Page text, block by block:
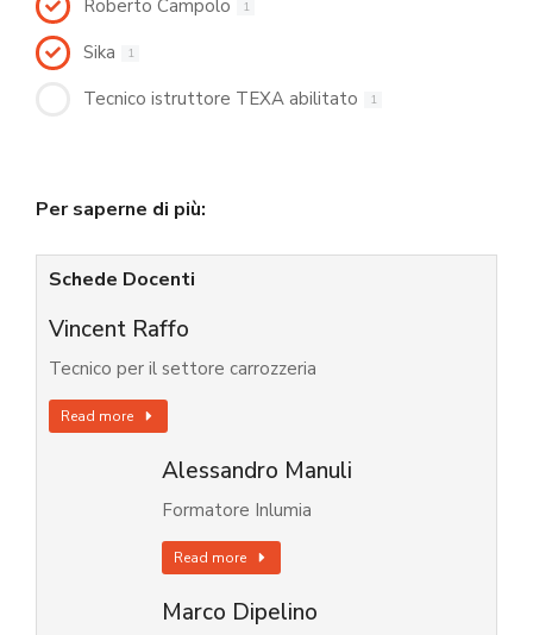
Roberto Campolo 1
Sika 1
Tecnico istruttore TEXA abilitato 1
Per saperne di più:
Schede Docenti
Vincent Raffo
Tecnico per il settore carrozzeria
Read more
Alessandro Manuli
Formatore Inlumia
Read more
Marco Dipelino